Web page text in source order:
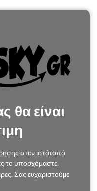
θα είναι
στον ιστότοπό
το υποσχόμαστε.
Σας ευχαριστούμε